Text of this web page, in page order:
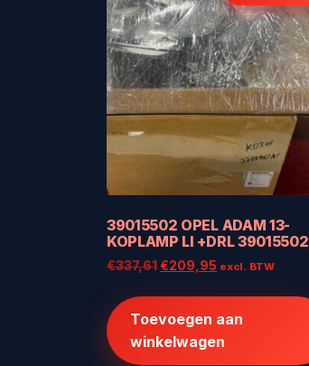
39015502 OPEL ADAM 13-
KOPLAMP LI +DRL 39015502
€337,61Oorspronkelijke
€337,61.
€209,95 Huidige
€209,95.
excl. BTW
Toevoegen aan
winkelwagen